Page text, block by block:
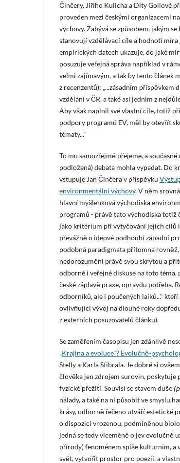
Činčery, Jiřího Kulicha a Dity Gollové
proveden mezi českými organizacemi
výchovy. Zabývá se způsobem, jakým
stanovují vzdělávací cíle a hodnotí míra
empirických datech ukazuje, do jaké
posuzuje veřejná správa například v
velmi zajímavým, a tak by tento článek
z recenzentů): „...zásadním
vzdělání v ČR, a také asi jedním z
Aby však naplnil své vlastní cíle, totiž
podpory programů EV, měl by otevřít
tématy..."
To mu samozřejmě přejeme, a
podložená) debata mohla vypadat. Do
vstupuje Jan Činčera v příspěvku
environmentální výchovy. V něm
hlavní myšlenková východiska
programů - právě tato východiska
jako kritérium při vytyčování jejich cílů
převážně o ideové podhoubí západní
podobná paradigmata přítomna
nedorozumění právě svou skrytou a
odborné i veřejné diskuse na toto
české záplavě praxe, opravdu potřeba.
odborníků, ale i poučených laiků..."
ovlivňující vývoj na dlouhé roky
z externích posuzovatelů článku).
Se zaměřením časopisu jen zdánlivě
„Krajina a evoluce"? Evolučně-
Stelly a Karla Stibrala. Je dobré si
člověka jen zdrojem surovin,
fyzické přežití. Souvisí se stavem duše
nálady, a také na ni působit ve smyslu
krásy, odborně řečeno utváří estetické
o dispozici vrozenou, podmíněnou
jedná se tedy víceméně o jev evolučně
přírody) fenoménem spíše kulturním,
svět, vytvořit prostor pro poezii, a